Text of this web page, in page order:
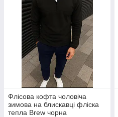
Флісова кофта чоловіча
зимова на блискавці фліска
тепла Brew чорна